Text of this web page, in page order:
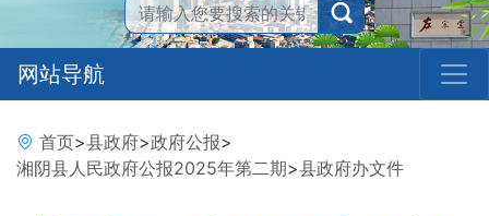
网站导航
首页>县政府>政府公报>
湘阴县人民政府公报2025年第二期>县政府办文件